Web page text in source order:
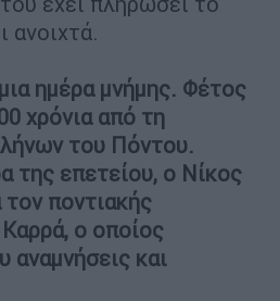
ανοιχτά.
ημέρα μνήμης. Φέτος
χρόνια από τη
του Πόντου.
της επετείου, ο Νίκος
ποντιακής
ο οποίος
αναμνήσεις και